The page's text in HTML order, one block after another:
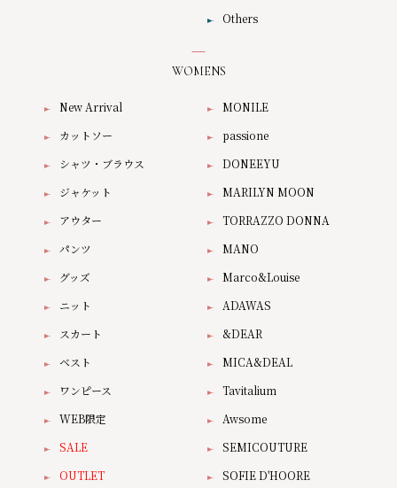
Others
WOMENS
New Arrival
カットソー
シャツ・ブラウス
ジャケット
アウター
パンツ
グッズ
ニット
スカート
ベスト
ワンピース
WEB限定
SALE
OUTLET
MONILE
passione
DONEEYU
MARILYN MOON
TORRAZZO DONNA
MANO
Marco&Louise
ADAWAS
&DEAR
MICA&DEAL
Tavitalium
Awsome
SEMICOUTURE
SOFIE D'HOORE